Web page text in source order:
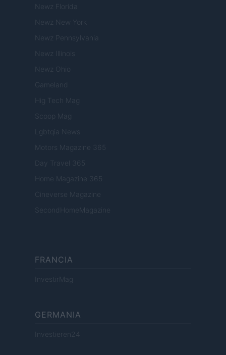
Newz Florida
Newz New York
Newz Pennsylvania
Newz Illinois
Newz Ohio
Gameland
Hig Tech Mag
Scoop Mag
Lgbtqia News
Motors Magazine 365
Day Travel 365
Home Magazine 365
Cineverse Magazine
SecondHomeMagazine
FRANCIA
InvestirMag
GERMANIA
Investieren24